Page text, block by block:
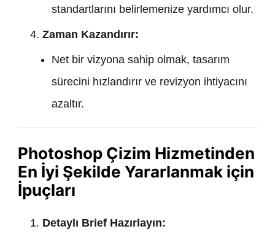
standartlarını belirlemenize yardımcı olur.
Zaman Kazandırır:
Net bir vizyona sahip olmak, tasarım
sürecini hızlandırır ve revizyon ihtiyacını
azaltır.
Photoshop Çizim Hizmetinden
En İyi Şekilde Yararlanmak için
İpuçları
Detaylı Brief Hazırlayın: